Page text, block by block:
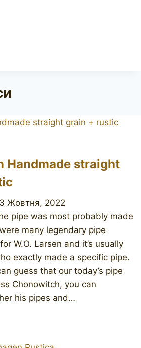
Handmade straight
Жовтня, 2022
pipe was most probably made
many legendary pipe
W.O. Larsen and it’s usually
exactly made a specific pipe.
guess that our today’s pipe
Chonowitch, you can
his pipes and…